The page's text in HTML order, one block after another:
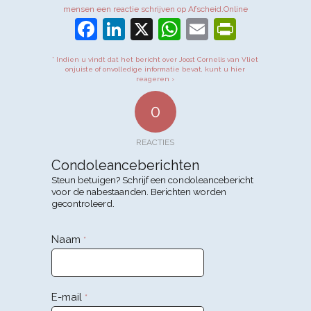
mensen een reactie schrijven op Afscheid.Online
Facebook
LinkedIn
X WhatsApp
Email
* Indien u vindt dat het bericht over Joost Cornelis van Vliet
onjuiste of onvolledige informatie bevat, kunt u hier
reageren ›
0
REACTIES
Condoleanceberichten
Steun betuigen? Schrijf een condoleancebericht
voor de nabestaanden. Berichten worden
gecontroleerd.
Naam *
E-mail *